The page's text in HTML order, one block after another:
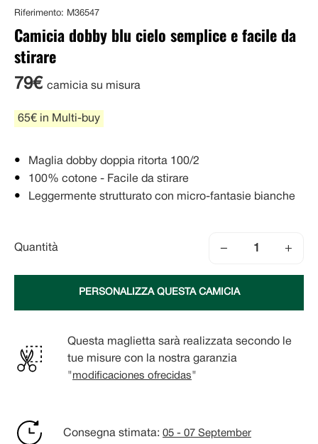
Riferimento: M36547
Camicia dobby blu cielo semplice e facile da
stirare
79€ camicia su misura
65€ in Multi-buy
Maglia dobby doppia ritorta 100/2
100% cotone - Facile da stirare
Leggermente strutturato con micro-fantasie bianche
Quantità − +
PERSONALIZZA QUESTA CAMICIA
Questa maglietta sarà realizzata secondo le
tue misure con la nostra garanzia
" modificaciones ofrecidas"
Consegna stimata: 05 - 07 September